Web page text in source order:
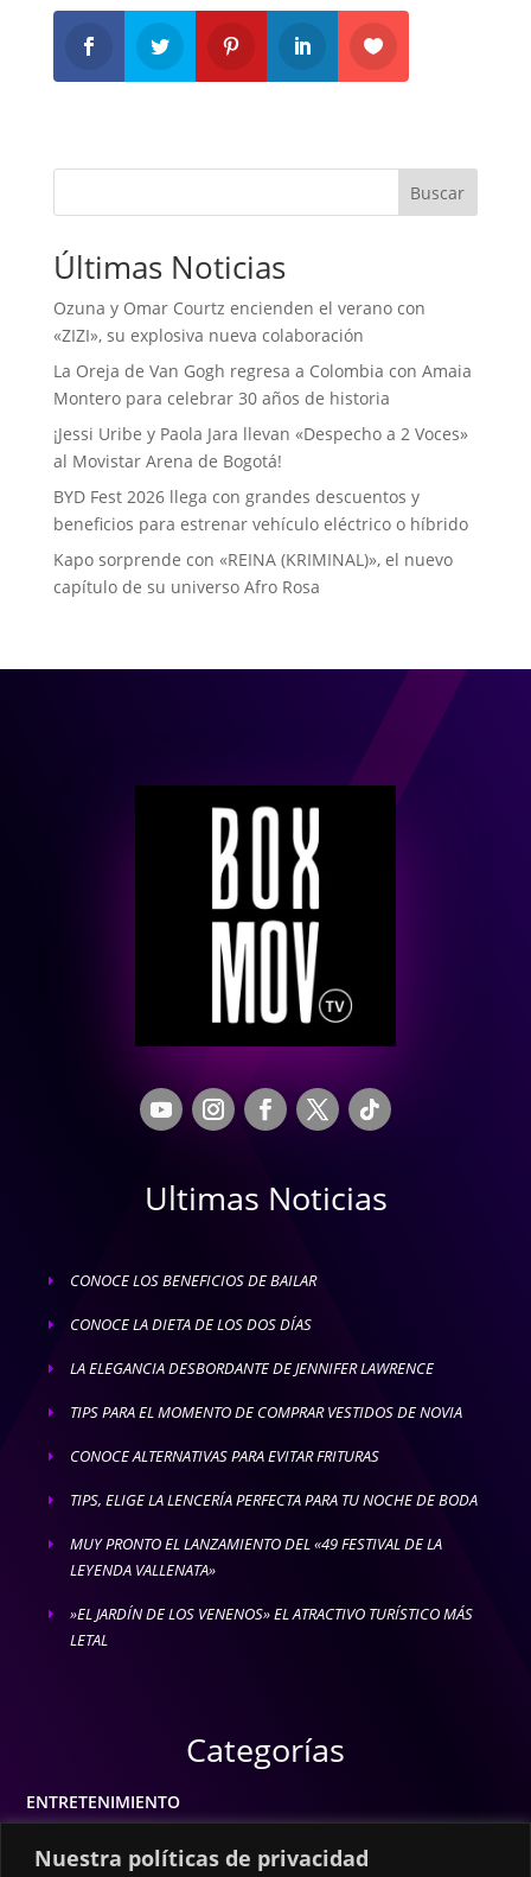
Nuestra políticas de privacidad
Buscar
Últimas Noticias
Ozuna y Omar Courtz encienden el verano con
«ZIZI», su explosiva nueva colaboración
La Oreja de Van Gogh regresa a Colombia con Amaia
Montero para celebrar 30 años de historia
¡Jessi Uribe y Paola Jara llevan «Despecho a 2 Voces»
al Movistar Arena de Bogotá!
BYD Fest 2026 llega con grandes descuentos y
beneficios para estrenar vehículo eléctrico o híbrido
Kapo sorprende con «REINA (KRIMINAL)», el nuevo
capítulo de su universo Afro Rosa
Ultimas Noticias
E CONOCE LOS BENEFICIOS DE BAILAR
E CONOCE LA DIETA DE LOS DOS DÍAS
E LA ELEGANCIA DESBORDANTE DE JENNIFER LAWRENCE
E TIPS PARA EL MOMENTO DE COMPRAR VESTIDOS DE NOVIA
E CONOCE ALTERNATIVAS PARA EVITAR FRITURAS
E TIPS, ELIGE LA LENCERÍA PERFECTA PARA TU NOCHE DE BODA
E
MUY PRONTO EL LANZAMIENTO DEL «49 FESTIVAL DE LA
LEYENDA VALLENATA»
E
»EL JARDÍN DE LOS VENENOS» EL ATRACTIVO TURÍSTICO MÁS
LETAL
Categorías
ENTRETENIMIENTO